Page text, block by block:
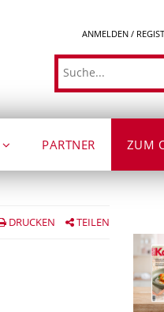
ANMELDEN /
Suche
PARTNER ZUM
DRUCKEN TEILEN